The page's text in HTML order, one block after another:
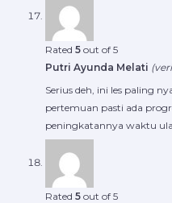
Rated 5 out of 5
Putri Ayunda Melati
Serius deh, ini les paling
pertemuan pasti ada
peningkatannya waktu
Rated 5 out of 5